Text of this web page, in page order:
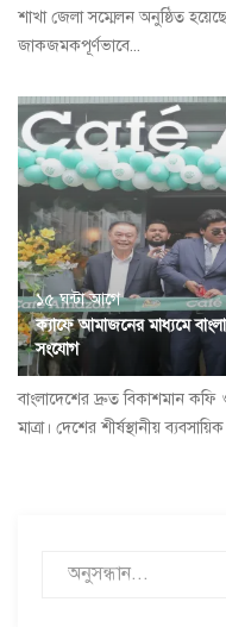
শাখা জেলা সম্মেলন অনুষ্ঠিত
জাকজমকপূর্ণভাবে...
১৫ ঘন্টা আগে
ক্যাফে আমাজনের মাধ্যমে
সংযোগ
বাংলাদেশের দ্রুত বিকাশমান
মাত্রা। দেশের শীর্ষস্থানীয়